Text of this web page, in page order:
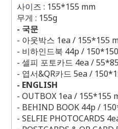
사이즈 : 155*155 mm
무게 : 155g
- 국문
- 아웃박스 1ea / 155*155
- 비하인드북 44p /
- 셀피 포토카드 4ea /
- 엽서&QR카드 5ea /
- ENGLISH
- OUTBOX 1ea / 155*155
- BEHIND BOOK 44p /
- SELFIE PHOTOCARDS